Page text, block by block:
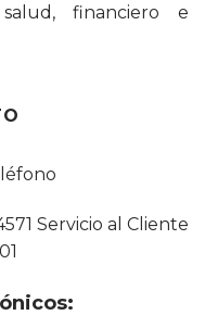
financiero e
Servicio al Cliente